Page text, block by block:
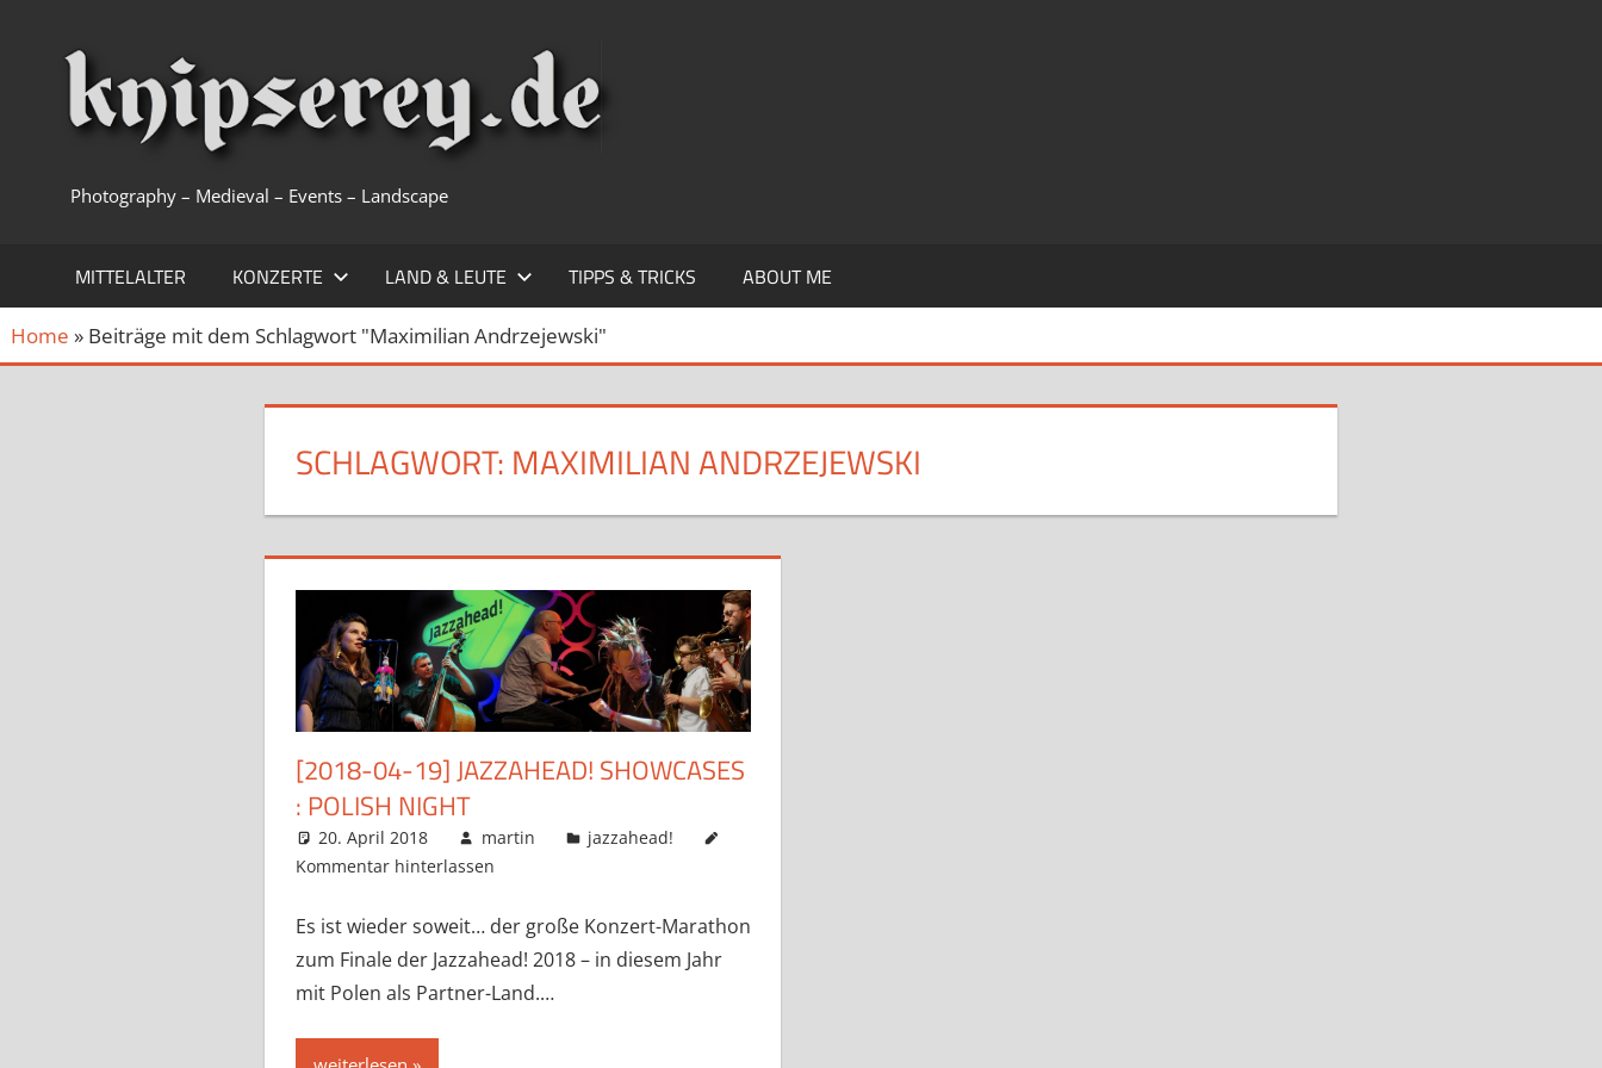
Photography – Medieval – Events – Landscape
MITTELALTER KONZERTE LAND & LEUTE TIPPS & TRICKS ABOUT ME
Home » Beiträge mit dem Schlagwort "Maximilian Andrzejewski"
SCHLAGWORT: MAXIMILIAN ANDRZEJEWSKI
[2018-04-19] JAZZAHEAD! SHOWCASES
: POLISH NIGHT
20. April 2018 martin
jazzahead!
Kommentar hinterlassen
Es ist wieder soweit… der große Konzert-Marathon
zum Finale der Jazzahead! 2018 – in diesem Jahr
mit Polen als Partner-Land.…